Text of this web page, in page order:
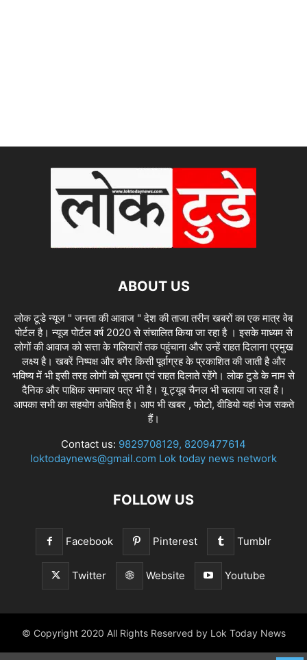
ABOUT US
लोक टूडे न्यूज " जनता की आवाज " देश की ताजा तरीन खबरों का एक मात्र वेब
पोर्टल है। न्यूज पोर्टल वर्ष 2020 से संचालित किया जा रहा है । इसके माध्यम से
लोगों की आवाज को सत्ता के गलियारों तक पहुंचाना और उन्हें राहत दिलाना प्रमुख
लक्ष्य है। खबरें निष्पक्ष और बगैर किसी पूर्वाग्रह के प्रकाशित की जाती है और
भविष्य में भी इसी तरह लोगों को सूचना एवं राहत दिलाते रहेंगे। लोक टुडे के नाम से
दैनिक और पाक्षिक समाचार पत्र भी है। यू ट्यूब चैनल भी चलाया जा रहा है।
आपका सभी का सहयोग अपेक्षित है। आप भी खबर , फोटो, वीडियो यहां भेज सकते
हैं।
Contact us: 9829708129, 8209477614
loktodaynews@gmail.com Lok today news network
FOLLOW US
Facebook Pinterest Tumblr
Twitter Website Youtube
© Copyright 2020 All Rights Reserved by Lok Today News